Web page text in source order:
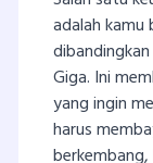
adalah kamu
Giga. Ini
yang ingin
harus
berkembang,